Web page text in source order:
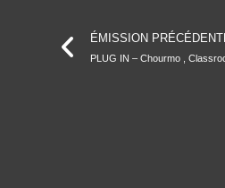
ÉMISSION
PLUG IN – Chourmo ,